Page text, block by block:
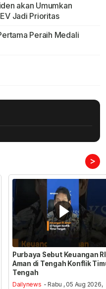
akan Umumkan
Jadi Prioritas
Peraih Medali
>
Purbaya Sebut Keuangan RI
Aman di Tengah Konflik
Tengah
Dailynews - Rabu , 05 Aug 2026,